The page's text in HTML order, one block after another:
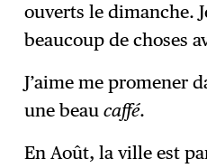
ouverts le dimanche.
beaucoup de choses
J’aime me promener
une beaucaffé.
En Août, la ville est